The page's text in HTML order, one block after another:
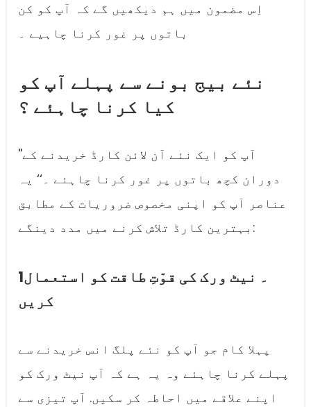
اِس مضمون میں ہم دیکھیں گے کہ آپ کو کن
باتوں پر غور کرنا چاہیے ۔
نئے بیج بونے سے پہلے آپ کو
کیا کرنا چاہئے ؟
''آپ کو ایک نئے آن لائن کارڈ خریدنے کے
دوران کچھ باتوں پر غور کرنا چاہئے ۔‘‘ یہ
عناصر آپ کو اپنی مخصوص ضروریات کے مطابق
بہترین کارڈ تلاش کرنے میں مدد دینگے:
1۔ نیٹ ورک کی قوّتِ طاقت کو استعمال
کریں
پہلا کام جو آپ کو نئے پلگ انس خریدنے سے
پہلے کرنا چاہئے وہ یہ ہے کہ آپ نیٹ ورک کو
اپنے علاقے میں احاطہ کر سکیں. آپ تیزی سے